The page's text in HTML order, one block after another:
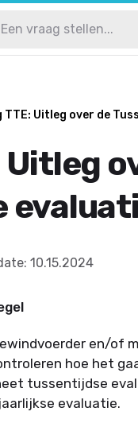
TTE: Uitleg over de
Uitleg
: 10.15.2024
en/of
hoe het
tussentijdse
evaluatie.